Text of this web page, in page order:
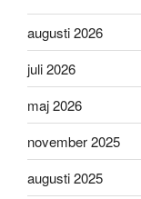
augusti 2026
juli 2026
maj 2026
november 2025
augusti 2025